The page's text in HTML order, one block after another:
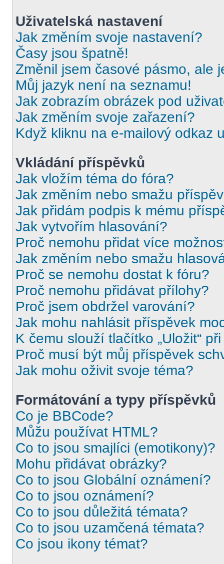
Uživatelská nastavení
Jak změním svoje nastavení?
Časy jsou špatně!
Změnil jsem časové pásmo, ale
Můj jazyk není na seznamu!
Jak zobrazím obrázek pod
Jak změním svoje zařazení?
Když kliknu na e-mailový odkaz
Vkládání příspěvků
Jak vložím téma do fóra?
Jak změním nebo smažu
Jak přidám podpis k mému
Jak vytvořím hlasování?
Proč nemohu přidat více
Jak změním nebo smažu
Proč se nemohu dostat k fóru?
Proč nemohu přidávat přílohy?
Proč jsem obdržel varování?
Jak mohu nahlásit příspěvek
K čemu slouží tlačítko „Uložit“
Proč musí být můj příspěvek
Jak mohu oživit svoje téma?
Formátování a typy příspěvků
Co je BBCode?
Můžu používat HTML?
Co to jsou smajlíci (emotikony)?
Mohu přidávat obrázky?
Co to jsou Globální oznámení?
Co to jsou oznámení?
Co to jsou důležitá témata?
Co to jsou uzamčená témata?
Co jsou ikony témat?